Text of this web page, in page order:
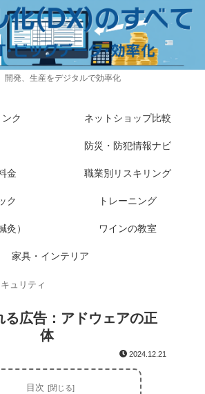
開発、生産をデジタルで効率化
ク ネットショップ比較
防災・防犯情報ナビ
金 職業別リスキリング
ク トレーニング
灸） ワインの教室
家具・インテリア
ュリティ
る広告：アドウェアの正
体
2024.12.21
目次